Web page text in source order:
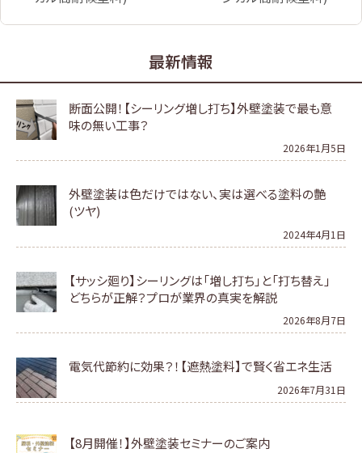
最新情報
断面公開！【シーリング増し打ち】外壁塗装で最も意
味の無い工事？
2026年1月5日
外壁塗装は色だけではない、実は選べる塗料の艶
(ツヤ)
2024年4月1日
【サッシ廻り】シーリングは「増し打ち」と「打ち替え」
どちらが正解？プロが業界の真実を解説
2026年8月7日
電気代節約に効果？！【遮熱塗料】で賢く省エネ生活
2026年7月31日
【8月開催！】外壁塗装セミナーのご案内